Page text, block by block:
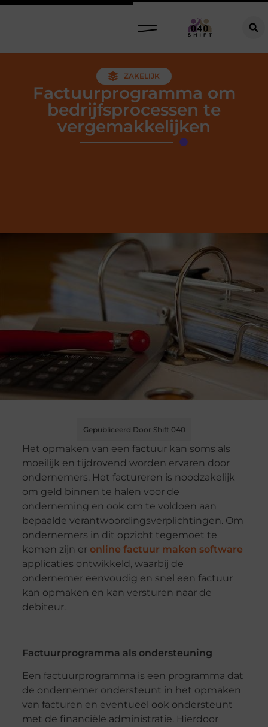
ZAKELIJK
Factuurprogramma om
bedrijfsprocessen te
vergemakkelijken
Gepubliceerd Door Shift 040
Het opmaken van een factuur kan soms als
moeilijk en tijdrovend worden ervaren door
ondernemers. Het factureren is noodzakelijk
om geld binnen te halen voor de
onderneming en ook om te voldoen aan
bepaalde verantwoordingsverplichtingen. Om
ondernemers in dit opzicht tegemoet te
komen zijn er online factuur maken software
applicaties ontwikkeld, waarbij de
ondernemer eenvoudig en snel een factuur
kan opmaken en kan versturen naar de
debiteur.
Factuurprogramma als ondersteuning
Een factuurprogramma is een programma dat
de ondernemer ondersteunt in het opmaken
van facturen en eventueel ook ondersteunt
met de financiële administratie. Hierdoor